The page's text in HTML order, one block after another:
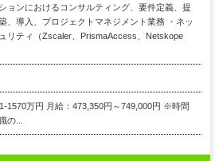
ョンにおけるコンサルティング、要件定義、提
、導入、プロジェクトマネジメント業務 ・ネッ
リティ（Zscaler、PrismaAccess、Netskope
1570万円 月給：473,350円～749,000円 ※時間
の...